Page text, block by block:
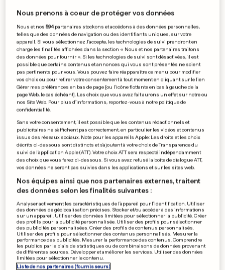
AU LUXEMBOURG
La pandémie de Covid
continue à reculer
8 145 7
RUPTURE
Sylvester Stallone aurait
quitté sa femme
223
EN FRANCE
Elton John a présenté le titre
enregistré avec Britney
Spears
2
Nous prenons à coeur de protéger vos données
Nous et nos594partenaires stockons et accédons à des données personnelles,
telles que des données de navigation ou des identifiants uniques, sur votre
appareil. Si vous sélectionnez J'accepte, les technologies de suivi prendront en
charge les finalités affichées dans la section « Nous et nos partenaires traitons
des données pour fournir ». Si les technologies de suivi sont désactivées, il est
possible que certains contenus et annonces qui vous sont présentés ne soient
pas pertinents pour vous. Vous pouvez faire réapparaître ce menu pour modifier
vos choix ou pour retirer votre consentement à tout moment en cliquant sur le lien
Gérer mes préférences en bas de page [ou l'icône flottante en bas à gauche de la
page Web, le cas échéant]. Les choix que vous avez fait aurons un effet sur notre ou
nos Site Web. Pour plus d’informations, reportez-vous à notre politique de
confidentialité.
Sans votre consentement, il est possible que les contenus rédactionnels et
publicitaires ne s'affichent pas correctement, en particulier les vidéos et contenus
issus des réseaux sociaux. Note pour les appareils Apple: Les droits et les choix
décrits ci-dessous sont distincts et s'ajoutent à votre choix de Transparence du
suivi de l'application Apple (ATT). Votre choix ATT sera respecté indépendamment
des choix que vous ferez ci-dessous. Si vous avez refusé la boîte de dialogue ATT,
vos données ne seront pas suivies dans les applications et sur les sites web.
Nos équipes ainsi que nos partenaires externes, traitent
des données selon les finalités suivantes :
Analyser activement les caractéristiques de l’appareil pour l’identification. Utiliser
des données de géolocalisation précises. Stocker et/ou accéder à des informations
sur un appareil. Utiliser des données limitées pour sélectionner la publicité. Créer
des profils pour la publicité personnalisée. Utiliser des profils pour sélectionner
des publicités personnalisées. Créer des profils de contenus personnalisés.
Utiliser des profils pour sélectionner des contenus personnalisés. Mesurer la
performance des publicités. Mesurer la performance des contenus. Comprendre
les publics par le biais de statistiques ou de combinaisons de données provenant
de différentes sources. Développer et améliorer les services. Utiliser des données
limitées pour sélectionner le contenu.
Liste de nos partenaires (fournisseurs)